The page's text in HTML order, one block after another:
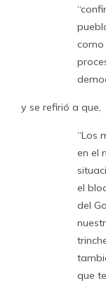
como
y se refirió a que,
“Los
en el
el
del
que